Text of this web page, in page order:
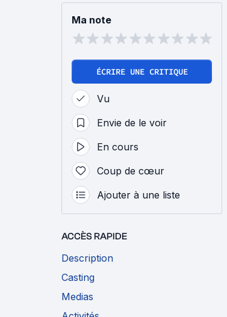
Ma note
ÉCRIRE UNE CRITIQUE
Vu
Envie de le voir
En cours
Coup de cœur
Ajouter à une liste
ACCÈS RAPIDE
Description
Casting
Medias